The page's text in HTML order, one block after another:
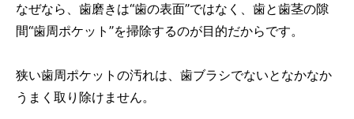
なぜなら、歯磨きは“歯の表面”ではなく、歯と歯茎の隙
間“歯周ポケット”を掃除するのが目的だからです。
狭い歯周ポケットの汚れは、歯ブラシでないとなかなか
うまく取り除けません。